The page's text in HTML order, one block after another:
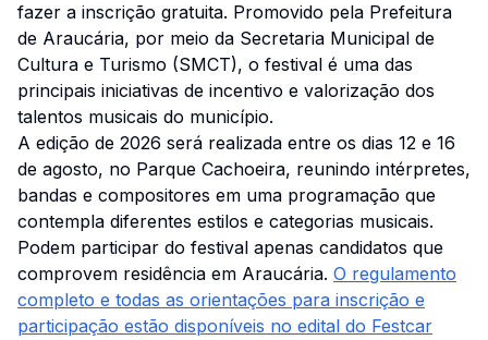
fazer a inscrição gratuita. Promovido pela Prefeitura
de Araucária, por meio da Secretaria Municipal de
Cultura e Turismo (SMCT), o festival é uma das
principais iniciativas de incentivo e valorização dos
talentos musicais do município.
A edição de 2026 será realizada entre os dias 12 e 16
de agosto, no Parque Cachoeira, reunindo intérpretes,
bandas e compositores em uma programação que
contempla diferentes estilos e categorias musicais.
Podem participar do festival apenas candidatos que
comprovem residência em Araucária. O regulamento
completo e todas as orientações para inscrição e
participação estão disponíveis no edital do Festcar